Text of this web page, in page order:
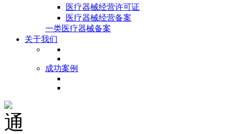
医疗器械经营许可证
医疗器械经营备案
一类医疗器械备案
关于我们
成功案例